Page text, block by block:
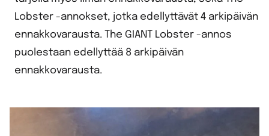
Lobster -annokset, jotka edellyttävät 4 arkipäivän
ennakkovarausta. The GIANT Lobster -annos
puolestaan edellyttää 8 arkipäivän
ennakkovarausta.